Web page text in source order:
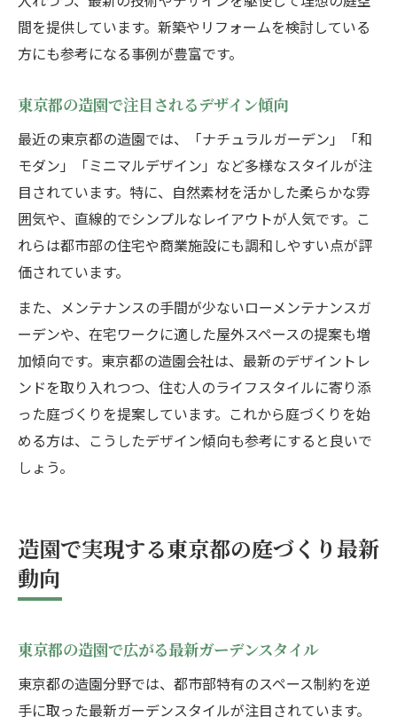
間を提供しています。新築やリフォームを検討している
方にも参考になる事例が豊富です。
東京都の造園で注目されるデザイン傾向
最近の東京都の造園では、「ナチュラルガーデン」「和
モダン」「ミニマルデザイン」など多様なスタイルが注
目されています。特に、自然素材を活かした柔らかな雰
囲気や、直線的でシンプルなレイアウトが人気です。こ
れらは都市部の住宅や商業施設にも調和しやすい点が評
価されています。
また、メンテナンスの手間が少ないローメンテナンスガ
ーデンや、在宅ワークに適した屋外スペースの提案も増
加傾向です。東京都の造園会社は、最新のデザイントレ
ンドを取り入れつつ、住む人のライフスタイルに寄り添
った庭づくりを提案しています。これから庭づくりを始
める方は、こうしたデザイン傾向も参考にすると良いで
しょう。
造園で実現する東京都の庭づくり最新
動向
東京都の造園で広がる最新ガーデンスタイル
東京都の造園分野では、都市部特有のスペース制約を逆
手に取った最新ガーデンスタイルが注目されています。